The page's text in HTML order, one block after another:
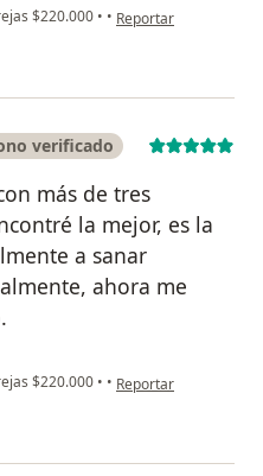
$220.000 • • en opinión del
Reportar
verificado
más de tres
la mejor, es la
a sanar
ahora me
$220.000 • • en opinión del usuario
Reportar